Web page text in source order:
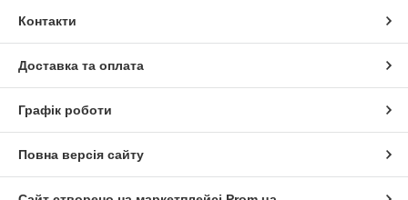
Контакти
Доставка та оплата
Графік роботи
Повна версія сайту